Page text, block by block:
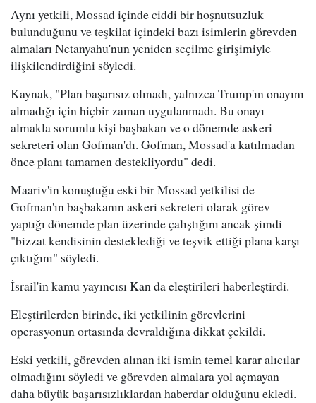
Aynı yetkili, Mossad içinde ciddi bir hoşnutsuzluk
bulunduğunu ve teşkilat içindeki bazı isimlerin görevden
almaları Netanyahu'nun yeniden seçilme girişimiyle
ilişkilendirdiğini söyledi.
Kaynak, "Plan başarısız olmadı, yalnızca Trump'ın onayını
almadığı için hiçbir zaman uygulanmadı. Bu onayı
almakla sorumlu kişi başbakan ve o dönemde askeri
sekreteri olan Gofman'dı. Gofman, Mossad'a katılmadan
önce planı tamamen destekliyordu" dedi.
Maariv'in konuştuğu eski bir Mossad yetkilisi de
Gofman'ın başbakanın askeri sekreteri olarak görev
yaptığı dönemde plan üzerinde çalıştığını ancak şimdi
"bizzat kendisinin desteklediği ve teşvik ettiği plana karşı
çıktığını" söyledi.
İsrail'in kamu yayıncısı Kan da eleştirileri haberleştirdi.
Eleştirilerden birinde, iki yetkilinin görevlerini
operasyonun ortasında devraldığına dikkat çekildi.
Eski yetkili, görevden alınan iki ismin temel karar alıcılar
olmadığını söyledi ve görevden almalara yol açmayan
daha büyük başarısızlıklardan haberdar olduğunu ekledi.